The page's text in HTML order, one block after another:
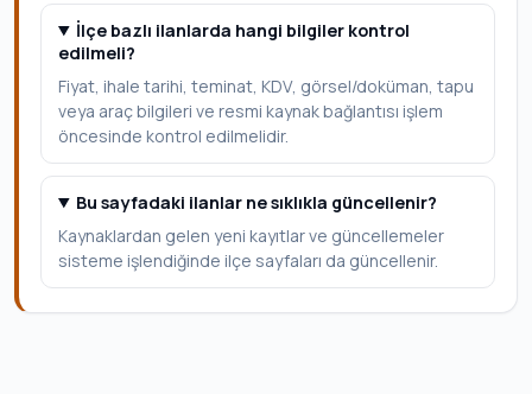
İlçe bazlı ilanlarda hangi bilgiler kontrol
edilmeli?
Fiyat, ihale tarihi, teminat, KDV, görsel/doküman, tapu
veya araç bilgileri ve resmi kaynak bağlantısı işlem
öncesinde kontrol edilmelidir.
Bu sayfadaki ilanlar ne sıklıkla güncellenir?
Kaynaklardan gelen yeni kayıtlar ve güncellemeler
sisteme işlendiğinde ilçe sayfaları da güncellenir.